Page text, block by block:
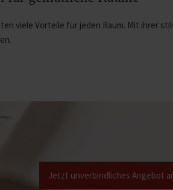
viele Vorteile für jeden Raum. Mit ihrer
Jetzt unverbindliches Angebot